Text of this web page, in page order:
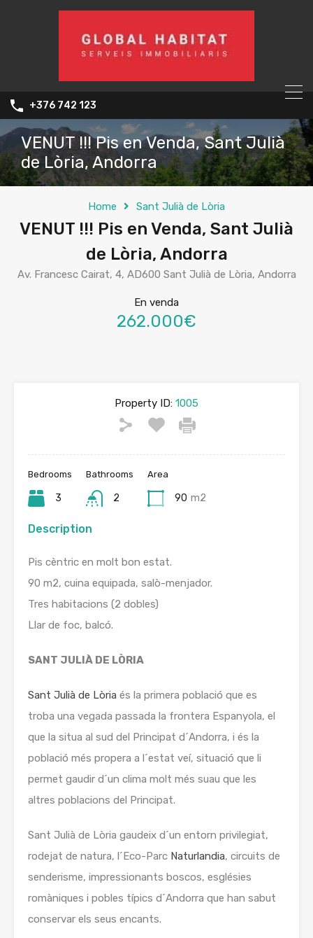
+376 742 123
VENUT !!! Pis en Venda, Sant Julià
de Lòria, Andorra
Home Sant Julià de Lòria
VENUT !!! Pis en Venda, Sant Julià
de Lòria, Andorra
Av. Francesc Cairat, 4, AD600 Sant Julià de Lòria, Andorra
En venda
262.000€
Property ID: 1005
Bedrooms
3
Bathrooms
2
Area
90 m2
Description
Pis cèntric en molt bon estat.
90 m2, cuina equipada, salò-menjador.
Tres habitacions (2 dobles)
Llar de foc, balcó.
SANT JULIÀ DE LÒRIA
Sant Julià de Lòria és la primera població que es
troba una vegada passada la frontera Espanyola, el
que la situa al sud del Principat d´Andorra, i és la
població més propera a l´estat veí, situació que li
permet gaudir d´un clima molt més suau que les
altres poblacions del Principat.
Sant Julià de Lòria gaudeix d´un entorn privilegiat,
rodejat de natura, l´Eco-Parc Naturlandia, circuits de
senderisme, impressionants boscos, esglésies
romàniques i pobles típics d´Andorra que han sabut
conservar els seus encants.